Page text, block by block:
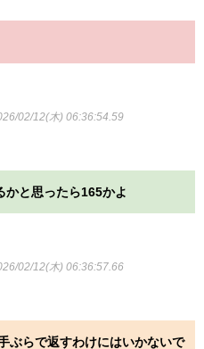
02/12(木) 06:36:54.59
かと思ったら165かよ
02/12(木) 06:36:57.66
ぶらで返すわけにはいかないで